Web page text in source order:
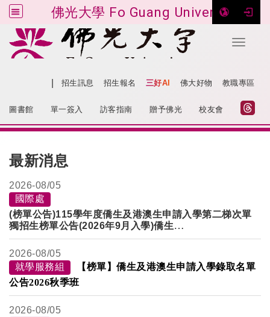
佛光大學 Fo Guang University
Toggle
跳到主要內容
招生訊息 招生報名 三好AI 佛大好物 教職專區
圖書館 單一簽入 訪客指南 贈予佛光 校友會
最新消息
2026-08/05
國際處
(榜單公告)115學年度僑生及港澳生申請入學第二梯次單
獨招生榜單公告(2026年9月入學)僑生
港澳生錄取名單尚待主管機關認定身分審定，將另行公
告。
2026-08/05
就學服務組
【榜單】僑生及港澳生申請入學錄取名單
公告2026秋季班
2026-08/05